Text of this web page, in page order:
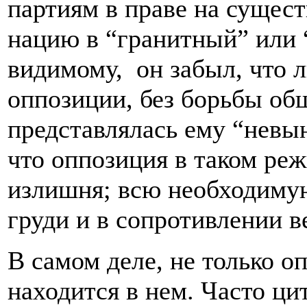
партиям в праве на
нацию в “гранитный”
видимому, он забыл, что
оппозиции, без борьбы
представлялась ему
что оппозиция в таком
излишня; всю
груди и в сопротивлении
В самом деле, не только
находится в нем. Часто